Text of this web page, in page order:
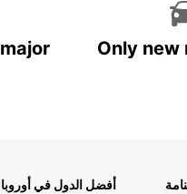
Only new
أفضل الدول في أوروبا